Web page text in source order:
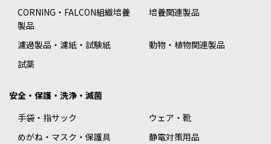
CORNING・FALCON組織培養
製品
培養関連製品
濾過製品・濾紙・試験紙
動物・植物関連製品
試薬
安全・保護・洗浄・滅菌
手袋・指サック
ウェア・靴
めがね・マスク・保護具
静電対策用品